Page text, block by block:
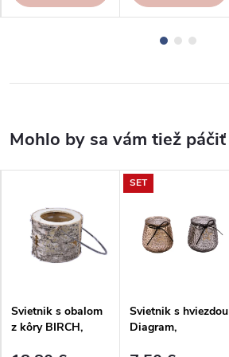
Svietnik s obalom
z kôry BIRCH,
SET
Svietnik s hviezdou
Diagram,